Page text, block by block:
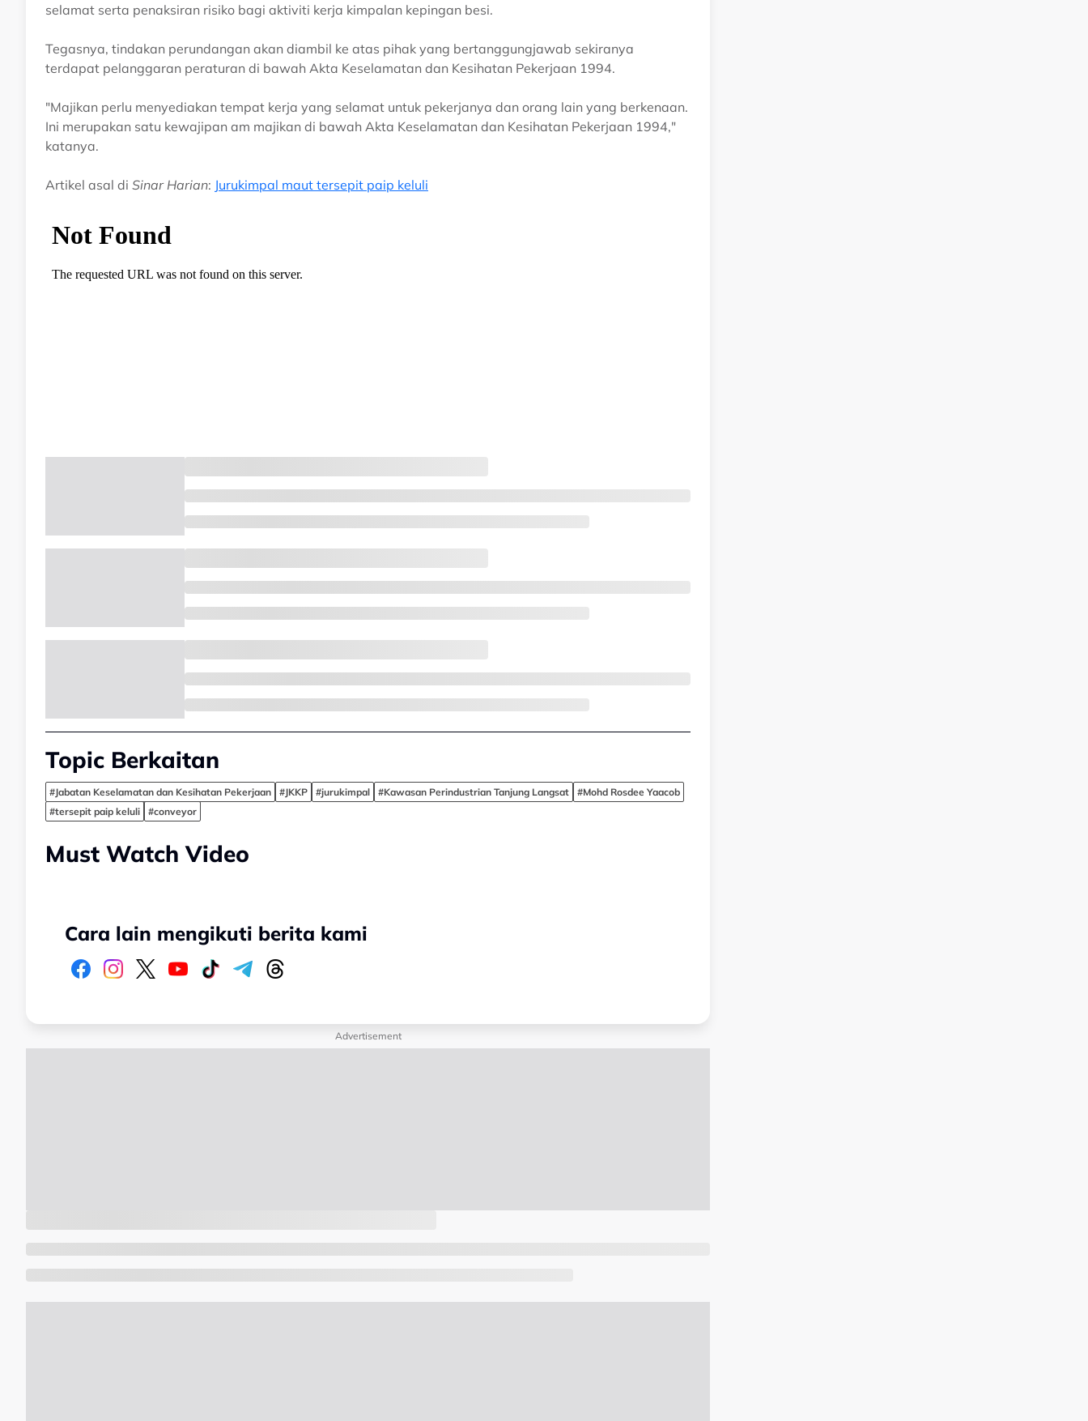
selamat serta penaksiran risiko bagi aktiviti kerja kimpalan kepingan besi.
Tegasnya, tindakan perundangan akan diambil ke atas pihak yang bertanggungjawab sekiranya
terdapat pelanggaran peraturan di bawah Akta Keselamatan dan Kesihatan Pekerjaan 1994.
"Majikan perlu menyediakan tempat kerja yang selamat untuk pekerjanya dan orang lain yang berkenaan.
Ini merupakan satu kewajipan am majikan di bawah Akta Keselamatan dan Kesihatan Pekerjaan 1994,"
katanya.
Artikel asal di Sinar Harian: Jurukimpal maut tersepit paip keluli
Topic Berkaitan
#Jabatan Keselamatan dan Kesihatan Pekerjaan #JKKP #jurukimpal #Kawasan Perindustrian Tanjung Langsat
#Mohd Rosdee Yaacob
#tersepit paip keluli
#conveyor
Must Watch Video
Cara lain mengikuti berita kami
Advertisement